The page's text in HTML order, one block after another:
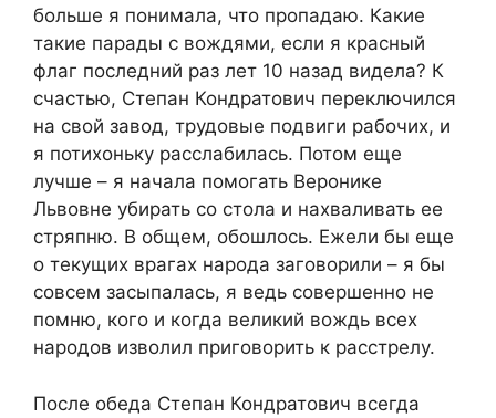
больше я понимала, что пропадаю. Какие
такие парады с вождями, если я красный
флаг последний раз лет 10 назад видела? К
счастью, Степан Кондратович переключился
на свой завод, трудовые подвиги рабочих, и
я потихоньку расслабилась. Потом еще
лучше – я начала помогать Веронике
Львовне убирать со стола и нахваливать ее
стряпню. В общем, обошлось. Ежели бы еще
о текущих врагах народа заговорили – я бы
совсем засыпалась, я ведь совершенно не
помню, кого и когда великий вождь всех
народов изволил приговорить к расстрелу.
После обеда Степан Кондратович всегда